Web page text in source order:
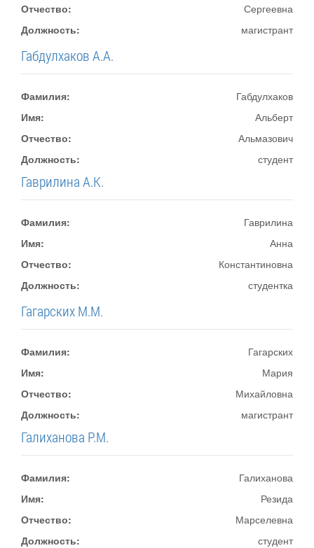
Отчество:
Сергеевна
Должность:
магистрант
Габдулхаков А.А.
Фамилия:
Габдулхаков
Имя:
Альберт
Отчество:
Альмазович
Должность:
студент
Гаврилина А.К.
Фамилия:
Гаврилина
Имя:
Анна
Отчество:
Константиновна
Должность:
студентка
Гагарских М.М.
Фамилия:
Гагарских
Имя:
Мария
Отчество:
Михайловна
Должность:
магистрант
Галиханова Р.М.
Фамилия:
Галиханова
Имя:
Резида
Отчество:
Марселевна
Должность:
студент